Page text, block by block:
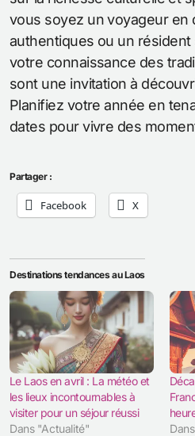
vous soyez un voyageur en
authentiques ou un
votre connaissance des
sont une invitation à
Planifiez votre année en
dates pour vivre des
Partager :
Facebook X
Destinations tendances au Laos
Le Laos en avril : La météo et
les lieux incontournables à
visiter pour un séjour réussi
Dans "Actualité"